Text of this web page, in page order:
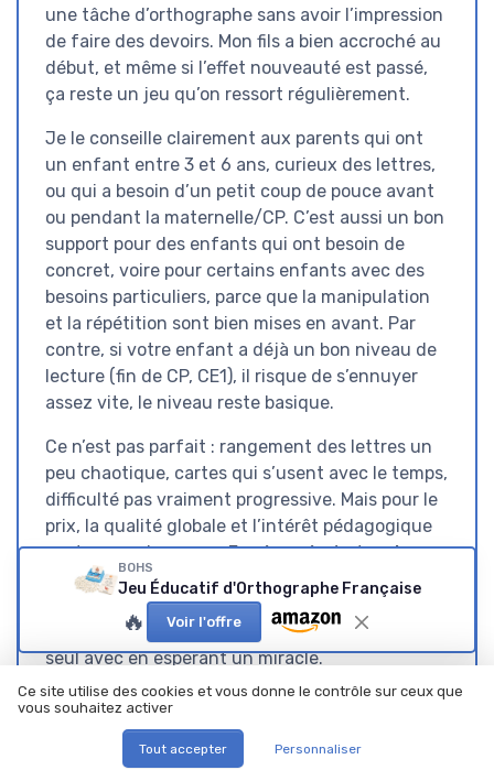
une tâche d’orthographe sans avoir l’impression
de faire des devoirs. Mon fils a bien accroché au
début, et même si l’effet nouveauté est passé,
ça reste un jeu qu’on ressort régulièrement.
Je le conseille clairement aux parents qui ont
un enfant entre 3 et 6 ans, curieux des lettres,
ou qui a besoin d’un petit coup de pouce avant
ou pendant la maternelle/CP. C’est aussi un bon
support pour des enfants qui ont besoin de
concret, voire pour certains enfants avec des
besoins particuliers, parce que la manipulation
et la répétition sont bien mises en avant. Par
contre, si votre enfant a déjà un bon niveau de
lecture (fin de CP, CE1), il risque de s’ennuyer
assez vite, le niveau reste basique.
Ce n’est pas parfait : rangement des lettres un
peu chaotique, cartes qui s’usent avec le temps,
difficulté pas vraiment progressive. Mais pour le
prix, la qualité globale et l’intérêt pédagogique
sont au rendez-vous. En résumé, c’est unbon
petit jeu éducatif pour démarrer l’orthographe
en douceur à la maison, à condition de s’asseoir
un peu avec l’enfant et de ne pas le laisser tout
seul avec en espérant un miracle.
Voir l'offre
BOHS
Jeu Éducatif d'Orthographe Française
🔥 Voir l'offre
Ce site utilise des cookies et vous donne le contrôle sur ceux que
vous souhaitez activer
Tout accepter Personnaliser